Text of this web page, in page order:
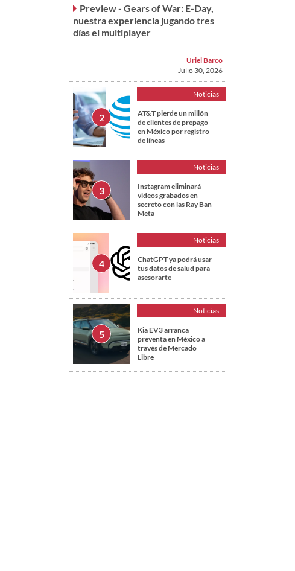
Preview - Gears of War: E-Day,
nuestra experiencia jugando tres
días el multiplayer
Uriel Barco
Julio 30, 2026
Noticias
AT&T pierde un millón
de clientes de prepago
en México por registro
de líneas
Noticias
Instagram eliminará
videos grabados en
secreto con las Ray Ban
Meta
Noticias
ChatGPT ya podrá usar
tus datos de salud para
asesorarte
Noticias
Kia EV3 arranca
preventa en México a
través de Mercado
Libre